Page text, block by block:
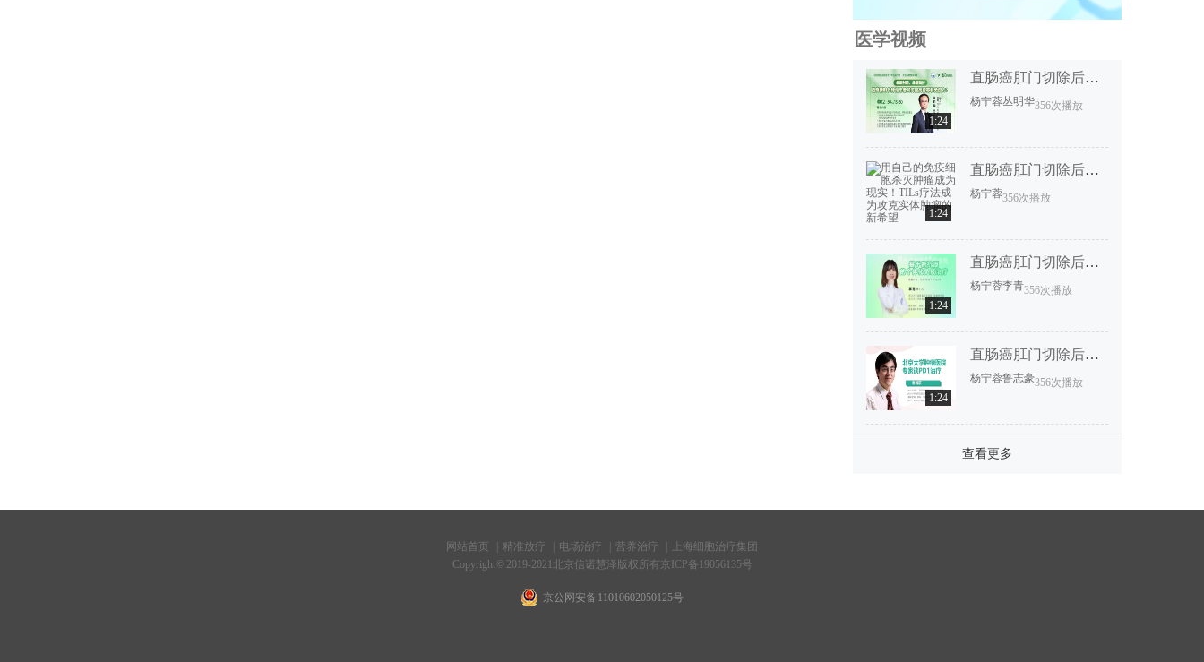
医学视频
1:24
直肠癌肛门切除后恢复要多久？
杨宁蓉丛明华356次播放
1:24
直肠癌肛门切除后恢复要多久？
杨宁蓉356次播放
1:24
直肠癌肛门切除后恢复要多久？
杨宁蓉李青356次播放
1:24
直肠癌肛门切除后恢复要多久？
杨宁蓉鲁志豪356次播放
查看更多
网站首页 精准放疗 电场治疗 营养治疗
上海细胞治疗集团
Copyright © 2019-2021北京信诺慧泽版权所有京ICP备19056135号
京公网安备 11010602050125号